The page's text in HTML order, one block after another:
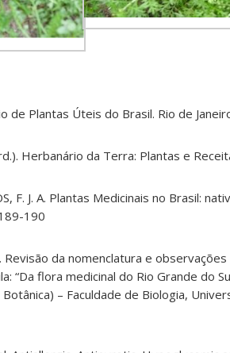
de Plantas Úteis do Brasil. Rio de
Herbanário da Terra: Plantas e
F. J. A. Plantas Medicinais no Brasil:
190
Revisão da nomenclatura e
“Da flora medicinal do Rio Grande do
– Faculdade de Biologia,